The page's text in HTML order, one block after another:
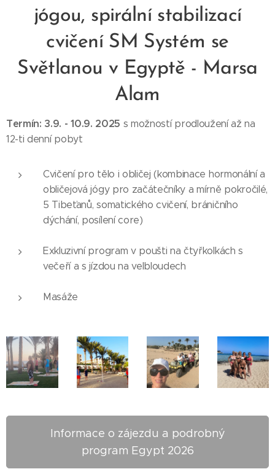
jógou, spirální stabilizací
cvičení SM Systém se
Světlanou v Egyptě - Marsa
Alam
Termín: 3.9. - 10.9. 2025 s možností prodloužení až na
12-ti denní pobyt
Cvičení pro tělo i obličej (kombinace hormonální a
obličejová jógy pro začátečníky a mírně pokročilé,
5 Tibeťanů, somatického cvičení, bráničního
dýchání, posílení core)
Exkluzivní program v poušti na čtyřkolkách s
večeří a s jízdou na velbloudech
Masáže
Informace o zájezdu a podrobný
program Egypt 2026